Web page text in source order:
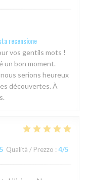
recensione
vos gentils mots !
un bon moment.
serions heureux
découvertes. À
Qualità / Prezzo : 4/5